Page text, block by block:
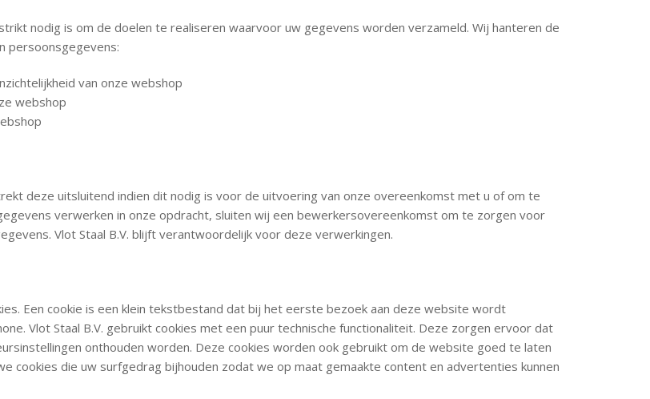
nodig is om de doelen te realiseren waarvoor uw gegevens worden verzameld. Wij hanteren de
persoonsgegevens:
van onze webshop
webshop
deze uitsluitend indien dit nodig is voor de uitvoering van onze overeenkomst met u of om te
verwerken in onze opdracht, sluiten wij een bewerkersovereenkomst om te zorgen voor
Vlot Staal B.V. blijft verantwoordelijk voor deze verwerkingen.
Een cookie is een klein tekstbestand dat bij het eerste bezoek aan deze website wordt
Vlot Staal B.V. gebruikt cookies met een puur technische functionaliteit. Deze zorgen ervoor dat
onthouden worden. Deze cookies worden ook gebruikt om de website goed te laten
cookies die uw surfgedrag bijhouden zodat we op maat gemaakte content en advertenties kunnen